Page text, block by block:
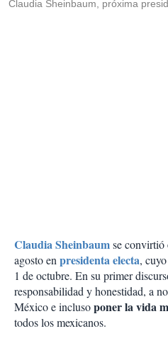
Claudia Sheinbaum, próxima
Claudia Sheinbaumse convirtió
agosto enpresidenta electa,
1 de octubre. En su primer
responsabilidad y honestidad, a
México e inclusoponer la vida
todos los mexicanos.